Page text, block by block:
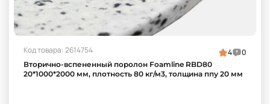
Код товара: 2614754 4 0
Вторично-вспененный поролон Foamline RBD80
20*1000*2000 мм, плотность 80 кг/м3, толщина ппу 20 мм